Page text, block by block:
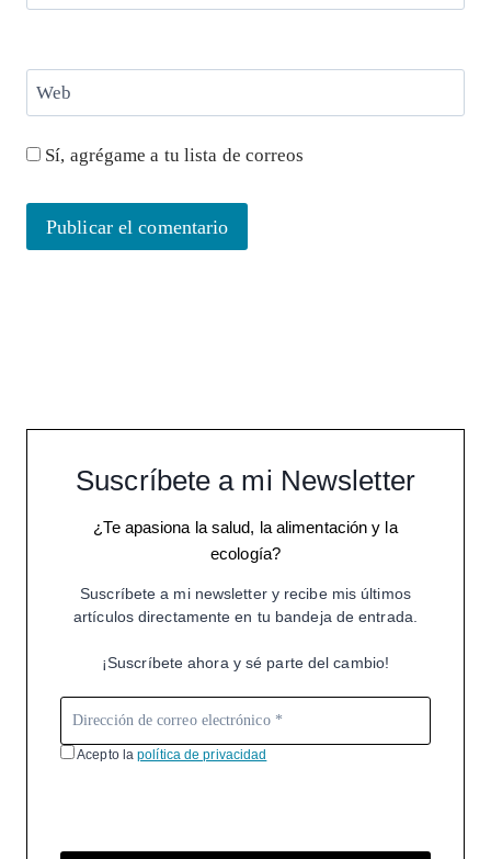
Web
Sí, agrégame a tu lista de correos
Suscríbete a mi Newsletter
¿Te apasiona la salud, la alimentación y la
ecología?
Suscríbete a mi newsletter y recibe mis últimos
artículos directamente en tu bandeja de entrada.
¡Suscríbete ahora y sé parte del cambio!
Acepto lapolítica de privacidad